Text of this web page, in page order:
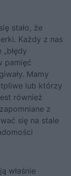
stało, że
Każdy z nas
pamięć
Mamy
lub którzy
również
z
się na stale
właśnie